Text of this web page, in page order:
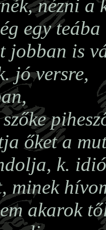
nézni a
egy
jobban is
jó versre,
őket a
k.
minek
akarok